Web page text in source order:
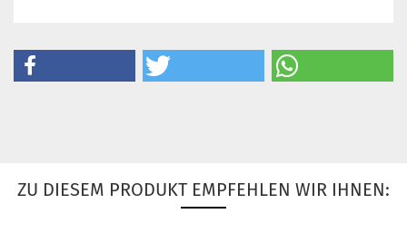
ZU DIESEM PRODUKT EMPFEHLEN WIR IHNEN: